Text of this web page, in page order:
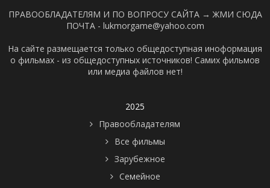
ПРАВООБЛАДАТЕЛЯМ И ПО ВОПРОСУ САЙТА → ЖМИ СЮДА
ПОЧТА - lukmorgame@yahoo.com
На сайте размещается только общедоступная иноформация
о фильмах - из общедоступных источников! Самих фильмов
или медиа файлов нет!
2025
Правообладателям
Все фильмы
Зарубежное
Семейное